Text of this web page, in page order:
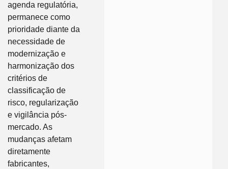
agenda regulatória,
permanece como
prioridade diante da
necessidade de
modernização e
harmonização dos
critérios de
classificação de
risco, regularização
e vigilância pós-
mercado. As
mudanças afetam
diretamente
fabricantes,